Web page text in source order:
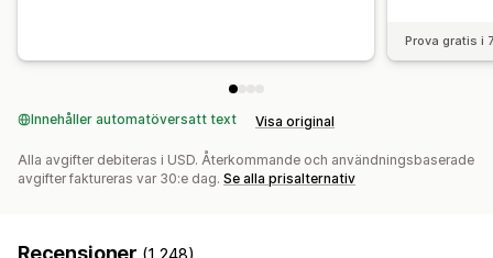
Prova gratis i
Innehåller automatöversatt text Visa original
Alla avgifter debiteras i USD. Återkommande och användningsbaserade
avgifter faktureras var 30:e dag. Se alla prisalternativ